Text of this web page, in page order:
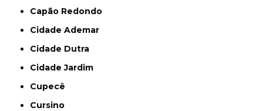
Capão Redondo
Cidade Ademar
Cidade Dutra
Cidade Jardim
Cupecê
Cursino